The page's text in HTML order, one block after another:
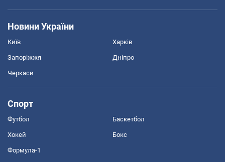
Новини України
Київ Харків
Запоріжжя Дніпро
Черкаси
Спорт
Футбол Баскетбол
Хокей Бокс
Формула-1